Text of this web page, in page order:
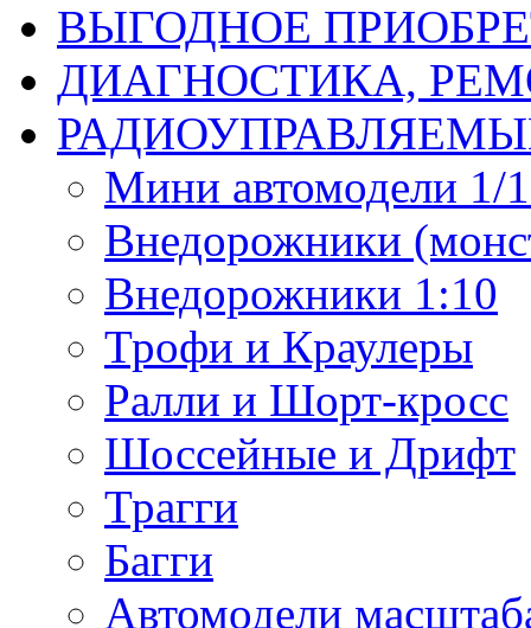
ВЫГОДНОЕ
ДИАГНОСТИКА,
Мини автомодели 1/
Внедорожники
Внедорожники 1:10
Трофи и Краулеры
Ралли и Шорт-кросс
Шоссейные и Дрифт
Трагги
Багги
Автомодели